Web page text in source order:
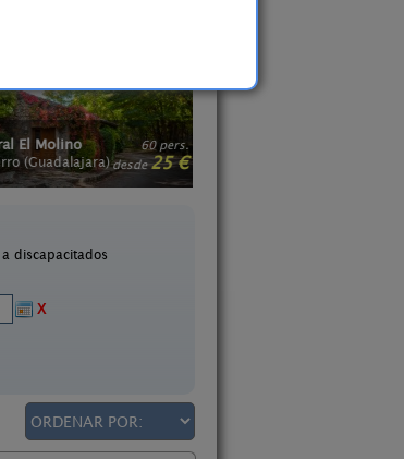
60 pers.
desde25 €
El Molino
(Guadalajara)
discapacitados
X